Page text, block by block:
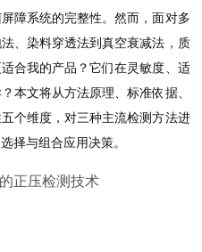
障系统的完整性。然而，面对多
、染料穿透法到真空衰减法，质
合我的产品？它们在灵敏度、适
本文将从方法原理、标准依据、
个维度，对三种主流检测方法进
择与组合应用决策。
正压检测技术